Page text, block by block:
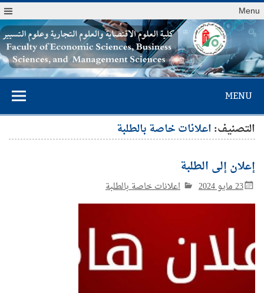
Menu
كلية العلوم
الاقتصادية والعلوم
التجارية وعلوم
التسيير
MENU
التصنيف:اعلانات خاصة بالطلبة
إعلان إلى الطلبة
23 مايو 2024 اعلانات خاصة بالطلبة